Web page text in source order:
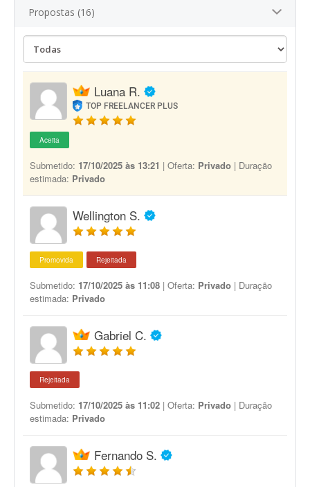
Propostas (16)
Luana R.
TOP FREELANCER PLUS
Aceita
Submetido: 17/10/2025 às 13:21 | Oferta: Privado | Duração
estimada: Privado
Wellington S.
Promovida Rejeitada
Submetido: 17/10/2025 às 11:08 | Oferta: Privado | Duração
estimada: Privado
Gabriel C.
Rejeitada
Submetido: 17/10/2025 às 11:02 | Oferta: Privado | Duração
estimada: Privado
Fernando S.